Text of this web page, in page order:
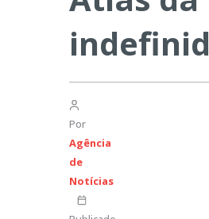
Por
Agência
de
Notícias